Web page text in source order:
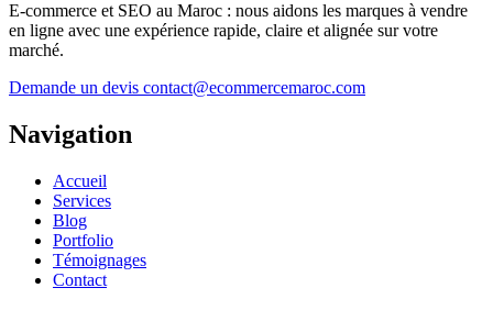
E-commerce et SEO au Maroc : nous aidons les marques à vendre
en ligne avec une expérience rapide, claire et alignée sur votre
marché.
Demande un devis contact@ecommercemaroc.com
Navigation
Accueil
Services
Blog
Portfolio
Témoignages
Contact